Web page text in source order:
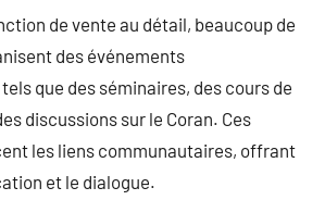
de vente au détail, beaucoup de
des événements
que des séminaires, des cours de
discussions sur le Coran. Ces
les liens communautaires, offrant
et le dialogue.